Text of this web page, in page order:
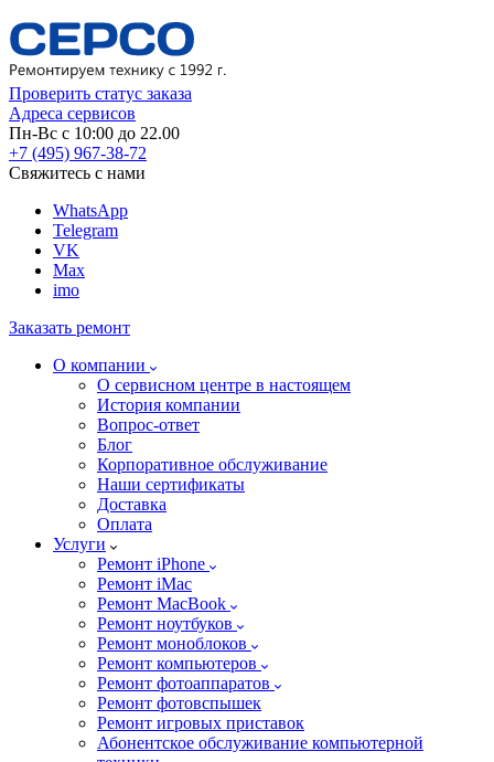
Проверить статус заказа
Адреса сервисов
Пн-Вс с 10:00 до 22.00
+7 (495) 967-38-72
Свяжитесь с нами
WhatsApp
Telegram
VK
Max
imo
Заказать ремонт
О компании
О сервисном центре в настоящем
История компании
Вопрос-ответ
Блог
Корпоративное обслуживание
Наши сертификаты
Доставка
Оплата
Услуги
Ремонт iPhone
Ремонт iMac
Ремонт MacBook
Ремонт ноутбуков
Ремонт моноблоков
Ремонт компьютеров
Ремонт фотоаппаратов
Ремонт фотовспышек
Ремонт игровых приставок
Абонентское обслуживание компьютерной